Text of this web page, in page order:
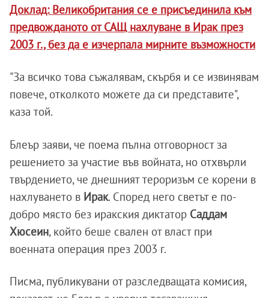
Доклад: Великобритания се е присъединила към
предвожданото от САЩ нахлуване в Ирак през
2003 г., без да е изчерпала мирните възможности
"За всичко това съжалявам, скърбя и се извинявам
повече, отколкото можете да си представите",
каза той.
Блеър заяви, че поема пълна отговорност за
решението за участие във войната, но отхвърли
твърдението, че днешният тероризъм се корени в
нахлуването в Ирак. Според него светът е по-
добро място без иракския диктатор Саддам
Хюсеин, който беше свален от власт при
военната операция през 2003 г.
Писма, публикувани от разследващата комисия,